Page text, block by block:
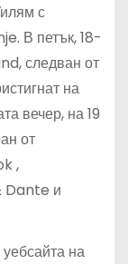
с
В петък, 18-
следван от
на
вечер, на 19
от
,
Dante и
на